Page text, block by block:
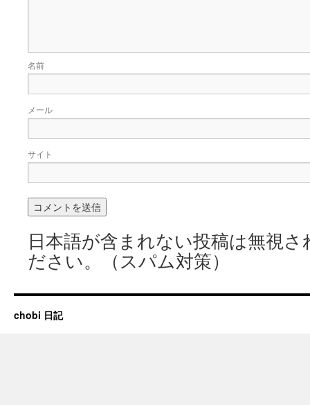
名前
メール
サイト
日本語が含まれない投稿は無視
ださい。（スパム対策）
chobi 日記